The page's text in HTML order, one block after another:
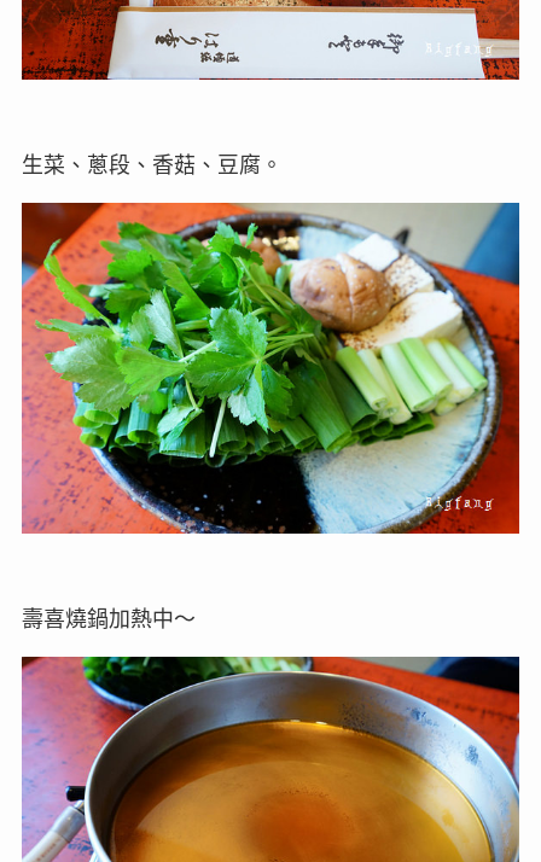
生菜、蔥段、香菇、豆腐。
壽喜燒鍋加熱中～